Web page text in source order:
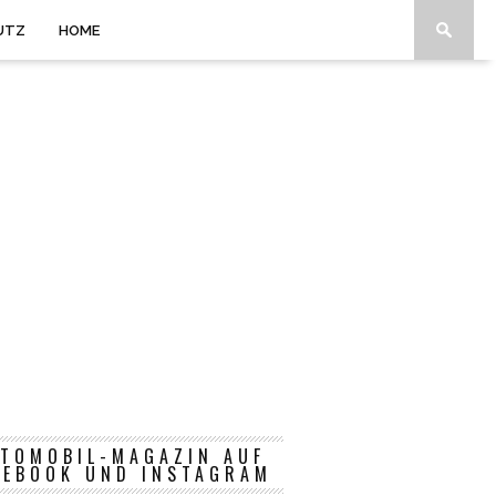
HOME
MAGAZIN AUF
UND INSTAGRAM